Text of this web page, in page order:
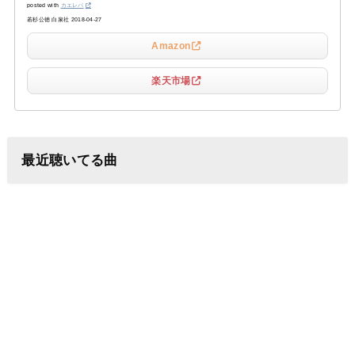
posted with カエレバ
若杉公徳 白泉社 2018-04-27
Amazon
楽天市場
最近聴いてる曲